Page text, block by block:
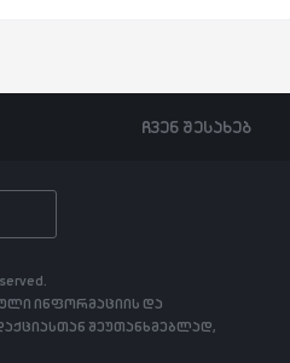
ჩვენ შესახებ
ინფორმაციის და
შეუთანხმებლად,